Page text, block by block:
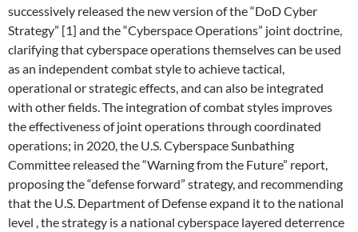
successively released the new version of the “DoD Cyber
Strategy” [1] and the “Cyberspace Operations” joint doctrine,
clarifying that cyberspace operations themselves can be used
as an independent combat style to achieve tactical,
operational or strategic effects, and can also be integrated
with other fields. The integration of combat styles improves
the effectiveness of joint operations through coordinated
operations; in 2020, the U.S. Cyberspace Sunbathing
Committee released the “Warning from the Future” report,
proposing the “defense forward” strategy, and recommending
that the U.S. Department of Defense expand it to the national
level , the strategy is a national cyberspace layered deterrence